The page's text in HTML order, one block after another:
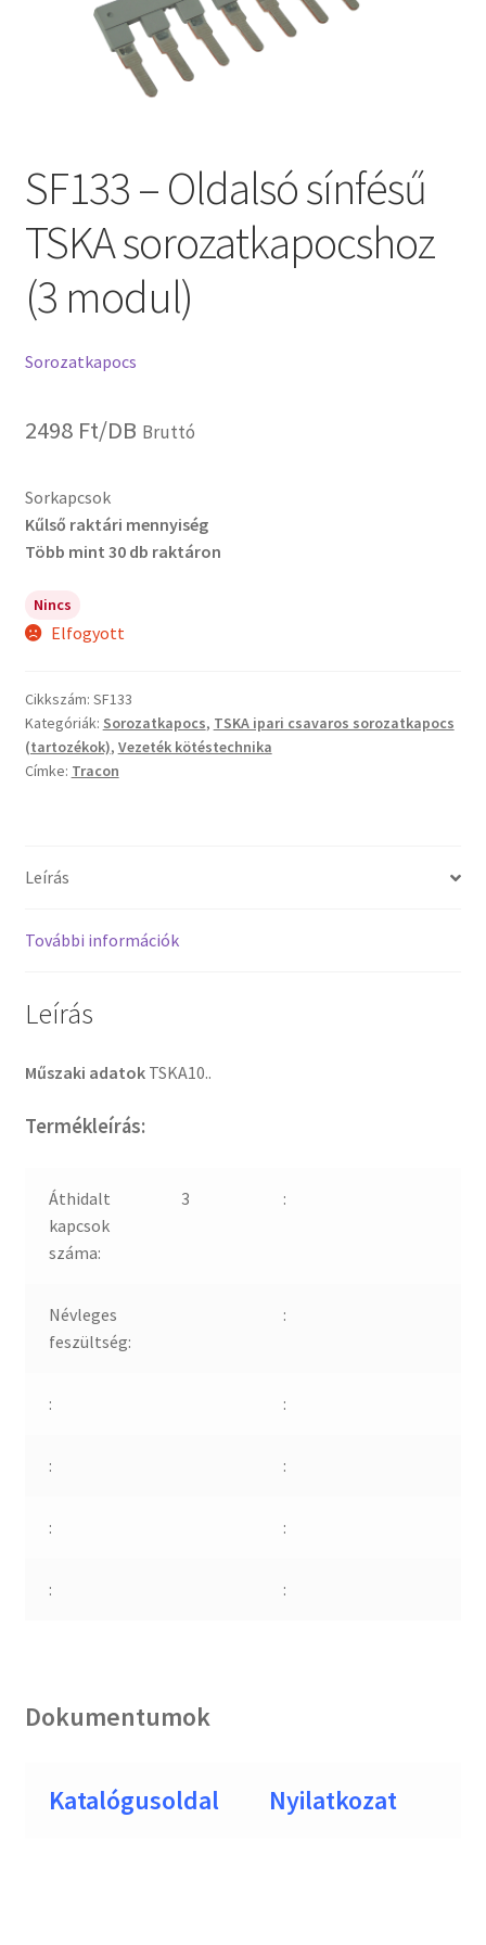
SF133 – Oldalsó sínfésű
TSKA sorozatkapocshoz
(3 modul)
Sorozatkapocs
2498 Ft/DB Bruttó
Sorkapcsok
Kűlső raktári mennyiség
Több mint 30 db raktáron
Nincs
Elfogyott
Cikkszám: SF133
Kategóriák: Sorozatkapocs, TSKA ipari csavaros sorozatkapocs
(tartozékok), Vezeték kötéstechnika
Címke: Tracon
Leírás
További információk
Leírás
Műszaki adatok TSKA10..
Termékleírás:
Áthidalt
kapcsok
száma:
3 :
Névleges
feszültség:
:
: :
: :
: :
: :
Dokumentumok
Katalógusoldal Nyilatkozat